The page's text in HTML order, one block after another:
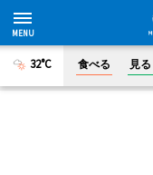
32°C 食べる 見